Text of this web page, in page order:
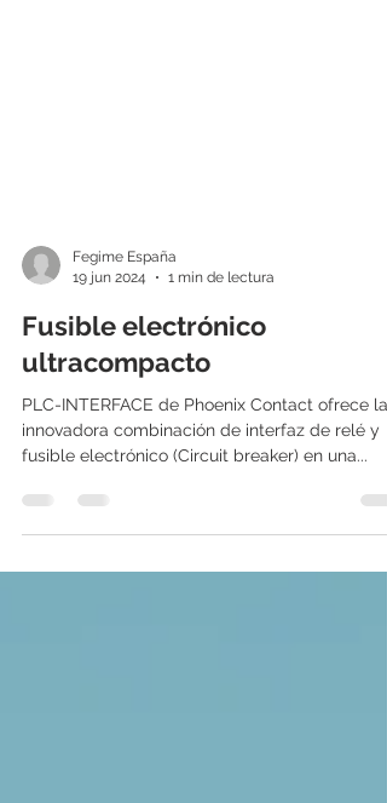
19 jun 2024
1 min de lectura
Fusible electrónico
ultracompacto
PLC-INTERFACE de Phoenix Contact ofrece la
fusible electrónico (Circuit breaker) en una...